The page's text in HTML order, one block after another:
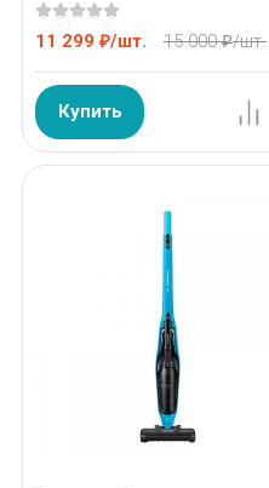
11 299 ₽/шт. 15 000 ₽/шт.
Купить